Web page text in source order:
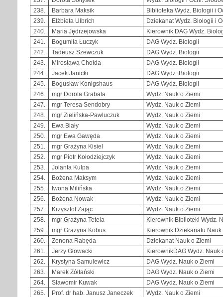
238.
Barbara Maksik
Biblioteka Wydz. Biologii i
239.
Elżbieta Ulbrich
Dziekanat Wydz. Biologii i
240.
Maria Jędrzejowska
Kierownik DAG Wydz.
241.
Bogumiła Łuczyk
DAG Wydz. Biologii
242.
Tadeusz Szewczuk
DAG Wydz. Biologii
243.
Mirosława Chołda
DAG Wydz. Biologii
244.
Jacek Janicki
DAG Wydz. Biologii
245.
Bogusław Konigshaus
DAG Wydz. Biologii
246.
mgr Dorota Grabala
Wydz. Nauk o Ziemi
247.
mgr Teresa Sendobry
Wydz. Nauk o Ziemi
248.
mgr Zielińska-Pawluczuk
Wydz. Nauk o Ziemi
249.
Ewa Biały
Wydz. Nauk o Ziemi
250.
mgr Ewa Gawęda
Wydz. Nauk o Ziemi
251.
mgr Grażyna Kisiel
Wydz. Nauk o Ziemi
252.
mgr Piotr Kołodziejczyk
Wydz. Nauk o Ziemi
253.
Jolanta Kulpa
Wydz. Nauk o Ziemi
254.
Bożena Maksym
Wydz. Nauk o Ziemi
255.
Iwona Milińska
Wydz. Nauk o Ziemi
256.
Bożena Nowak
Wydz. Nauk o Ziemi
257.
Krzysztof Zając
Wydz. Nauk o Ziemi
258.
mgr Grażyna Tetela
Kierownik Biblioteki Wydz.
259.
mgr Grażyna Kobus
Kierownik Dziekanatu Nauk
260.
Zenona Rabęda
Dziekanat Nauk o Ziemi
261.
Jerzy Głowacki
KierownikDAG Wydz. Nauk
262.
Krystyna Samulewicz
DAG Wydz. Nauk o Ziemi
263.
Marek Żółtański
DAG Wydz. Nauk o Ziemi
264.
Sławomir Kuwak
DAG Wydz. Nauk o Ziemi
265.
Prof. dr hab. Janusz Janeczek
Wydz. Nauk o Ziemi